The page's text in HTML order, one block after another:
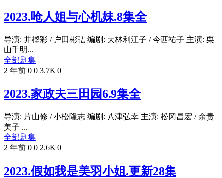
2023.呛人姐与心机妹.8集全
导演: 井樫彩 / 户田彬弘 编剧: 大林利江子 / 今西祐子 主演: 栗
山千明...
全部剧集
2 年前 0 0 3.7K 0
2023.家政夫三田园6.9集全
导演: 片山修 / 小松隆志 编剧: 八津弘幸 主演: 松冈昌宏 / 余贵
美子 ...
全部剧集
2 年前 0 0 2.6K 0
2023.假如我是美羽小姐.更新28集